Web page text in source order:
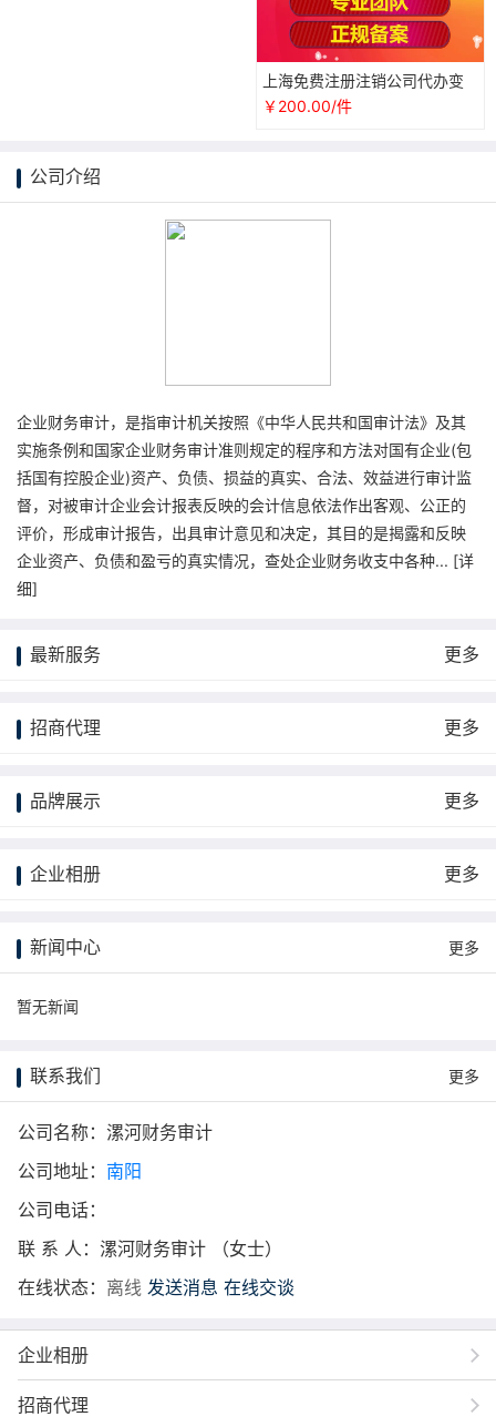
上海免费注册注销公司代办变
更营业执照财务代理会计兼职
￥200.00/件
公司介绍
企业财务审计，是指审计机关按照《中华人民共和国审计法》及其
实施条例和国家企业财务审计准则规定的程序和方法对国有企业(包
括国有控股企业)资产、负债、损益的真实、合法、效益进行审计监
督，对被审计企业会计报表反映的会计信息依法作出客观、公正的
评价，形成审计报告，出具审计意见和决定，其目的是揭露和反映
企业资产、负债和盈亏的真实情况，查处企业财务收支中各种... [详
细]
最新服务 更多
招商代理 更多
品牌展示 更多
企业相册 更多
新闻中心 更多
暂无新闻
联系我们 更多
公司名称：漯河财务审计
公司地址： 南阳
公司电话：
联 系 人：漯河财务审计 （女士）
在线状态： 离线 发送消息 在线交谈
企业相册
招商代理